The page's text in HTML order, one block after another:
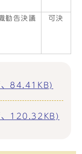
勧告決議
可決
、84.41KB)
、120.32KB)